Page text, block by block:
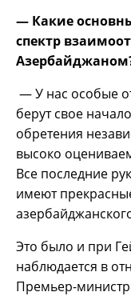
— Какие
спектр
— У нас особые
берут свое
обретения
высоко
Все последние
имеют
Это было и при
наблюдается в
Премьер-